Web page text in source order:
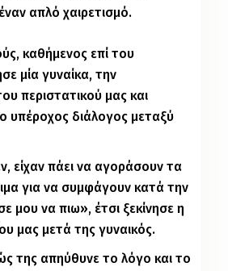
απλό χαιρετισμό.
καθήμενος επί του
μία γυναίκα, την
περιστατικού μας και
υπέροχος διάλογος μεταξύ
είχαν πάει να αγοράσουν τα
για να συμφάγουν κατά την
μου να πιω», έτσι ξεκίνησε η
μας μετά της γυναικός.
της απηύθυνε το λόγο και το